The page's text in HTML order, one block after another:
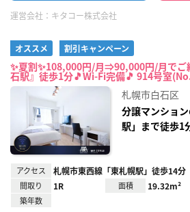
運営会社： キタコー株式会社
オススメ 割引キャンペーン
✨夏割✨108,000円/月⇒90,000円/月でご
石駅』徒歩1分🎵Wi-Fi完備🎵 914号室
札幌市白石区
分譲マンショ
駅」まで徒歩1
アクセス 札幌市東西線「東札幌駅」徒歩14分
間取り 1R 面積 19.32m²
築年数